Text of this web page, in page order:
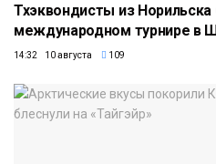
Тхэквондисты из Норильска
международном турнире в
14:32 10 августа 109